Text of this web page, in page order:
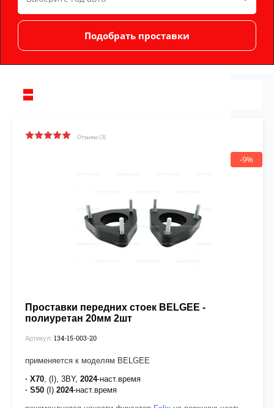
Отзывы (3)
-9%
Проставки передних стоек BELGEE -
полиуретан 20мм 2шт
Артикул: 134-15-003-20
применяется к моделям BELGEE
· X70 , (I), 3BY, 2024-наст.время
· S50 (I) 2024-наст.время